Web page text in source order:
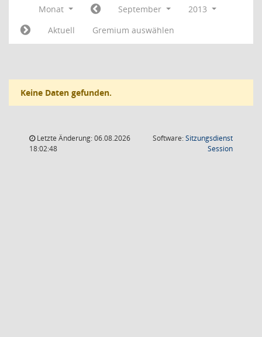
Monat September
2013
Aktuell
Gremium auswählen
Keine Daten gefunden.
Letzte Änderung: 06.08.2026
18:02:48
Software:Sitzungsdienst
Session(Wird in